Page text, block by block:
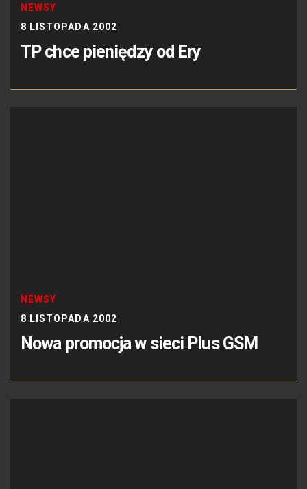
NEWSY
8 LISTOPADA 2002
TP chce pieniędzy od Ery
NEWSY
8 LISTOPADA 2002
Nowa promocja w sieci Plus GSM